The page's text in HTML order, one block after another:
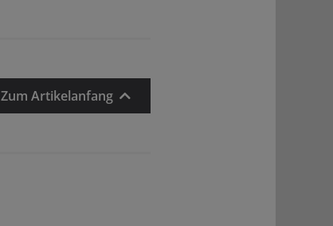
Zum Artikelanfang